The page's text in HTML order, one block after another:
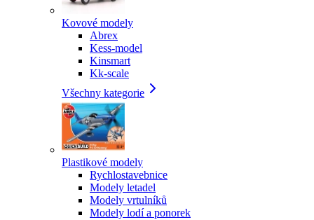
Kovové modely
Abrex
Kess-model
Kinsmart
Kk-scale
Všechny kategorie
Plastikové modely
Rychlostavebnice
Modely letadel
Modely vrtulníků
Modely lodí a ponorek